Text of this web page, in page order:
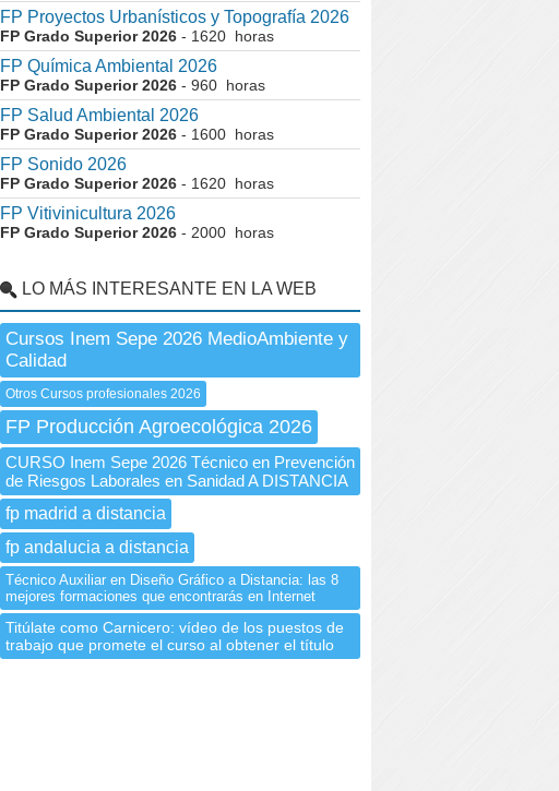
FP Proyectos Urbanísticos y Topografía 2026
FP Grado Superior 2026 - 1620 horas
FP Química Ambiental 2026
FP Grado Superior 2026 - 960 horas
FP Salud Ambiental 2026
FP Grado Superior 2026 - 1600 horas
FP Sonido 2026
FP Grado Superior 2026 - 1620 horas
FP Vitivinicultura 2026
FP Grado Superior 2026 - 2000 horas
LO MÁS INTERESANTE EN LA WEB
Cursos Inem Sepe 2026 MedioAmbiente y
Calidad
Otros Cursos profesionales 2026
FP Producción Agroecológica 2026
CURSO Inem Sepe 2026 Técnico en Prevención
de Riesgos Laborales en Sanidad A DISTANCIA
fp madrid a distancia
fp andalucia a distancia
Técnico Auxiliar en Diseño Gráfico a Distancia: las 8
mejores formaciones que encontrarás en Internet
Titúlate como Carnicero: vídeo de los puestos de
trabajo que promete el curso al obtener el título